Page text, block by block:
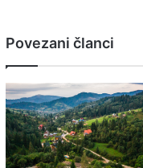
Povezani članci